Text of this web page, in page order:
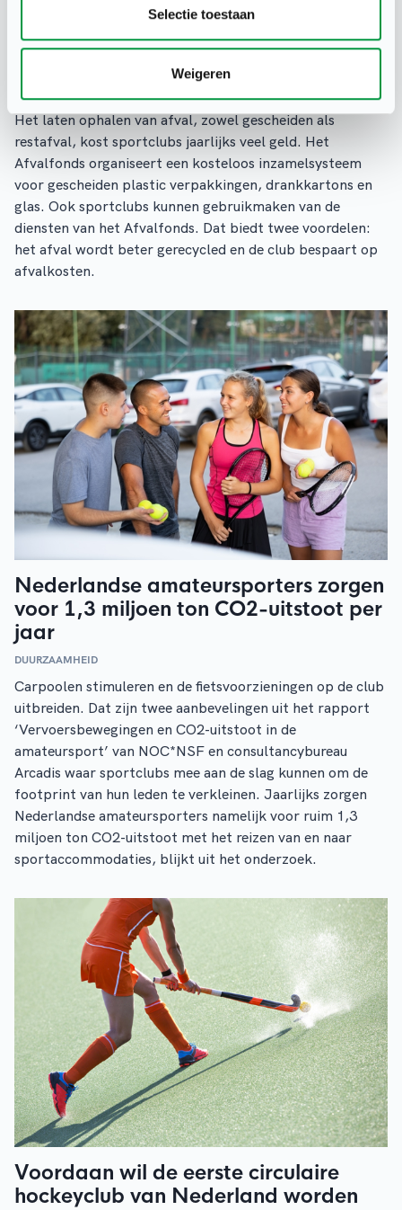
Selectie toestaan
Weigeren
Het Afvalfonds haalt kosteloos
gescheiden afval op: aanmelden voor
Het laten ophalen van afval, zowel gescheiden als
restafval, kost sportclubs jaarlijks veel geld. Het
Afvalfonds organiseert een kosteloos inzamelsysteem
voor gescheiden plastic verpakkingen, drankkartons en
glas. Ook sportclubs kunnen gebruikmaken van de
diensten van het Afvalfonds. Dat biedt twee voordelen:
het afval wordt beter gerecycled en de club bespaart op
afvalkosten.
Nederlandse amateursporters zorgen
voor 1,3 miljoen ton CO2-uitstoot per
jaar
DUURZAAMHEID
Carpoolen stimuleren en de fietsvoorzieningen op de club
uitbreiden. Dat zijn twee aanbevelingen uit het rapport
‘Vervoersbewegingen en CO2-uitstoot in de
amateursport’ van NOC*NSF en consultancybureau
Arcadis waar sportclubs mee aan de slag kunnen om de
footprint van hun leden te verkleinen. Jaarlijks zorgen
Nederlandse amateursporters namelijk voor ruim 1,3
miljoen ton CO2-uitstoot met het reizen van en naar
sportaccommodaties, blijkt uit het onderzoek.
Voordaan wil de eerste circulaire
hockeyclub van Nederland worden